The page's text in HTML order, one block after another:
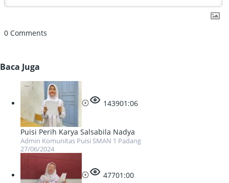
0 Comments
Baca Juga
143901:06
Puisi Perih Karya Salsabila Nadya
Admin Komunitas Puisi SMAN 1 Padang
27/06/2024
47701:00